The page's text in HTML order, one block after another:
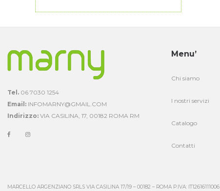
Tel. 06 7030 1254
Email: INFOMARNY@GMAIL.COM
Indirizzo: VIA CASILINA, 17, 00182 ROMA RM
Menu’
Chi siamo
I nostri servizi
Catalogo
Contatti
MARCELLO ARGENZIANO SRLS VIA CASILINA 17/19 – 00182 – ROMA P.IVA: IT12616111006